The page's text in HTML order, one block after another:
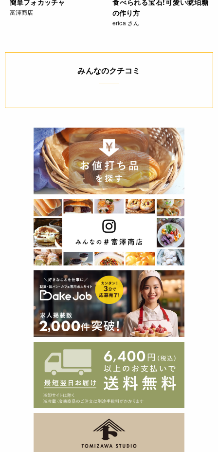
簡単フォカッチャ
富澤商店
食べられる宝石!可愛い琥珀糖
の作り方
erica さん
みんなのクチコミ